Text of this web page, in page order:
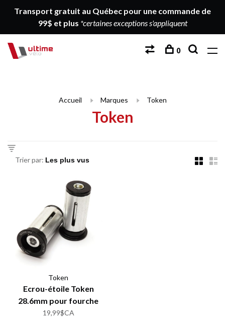
Transport gratuit au Québec pour une commande de
99$ et plus *certaines exceptions s'appliquent
0
Accueil Marques Token
Token
Trier par:
Token
Ecrou-étoile Token
28.6mm pour fourche
carbone
19,99$CA